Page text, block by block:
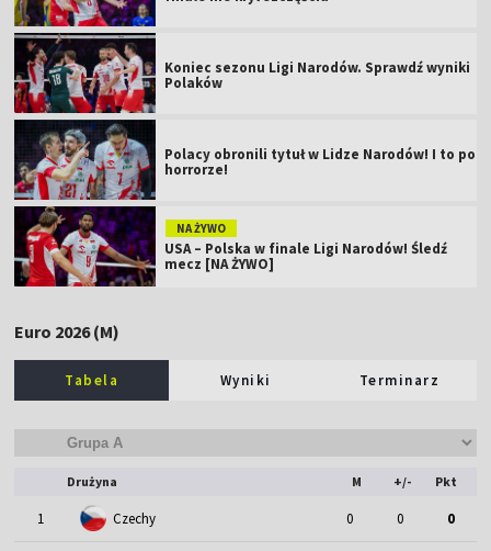
Koniec sezonu Ligi Narodów. Sprawdź wyniki
Polaków
Polacy obronili tytuł w Lidze Narodów! I to po
horrorze!
NA ŻYWO
USA – Polska w finale Ligi Narodów! Śledź
mecz [NA ŻYWO]
Euro 2026 (M)
Tabela Wyniki Terminarz
Drużyna M +/- Pkt
1 Czechy 0 0 0